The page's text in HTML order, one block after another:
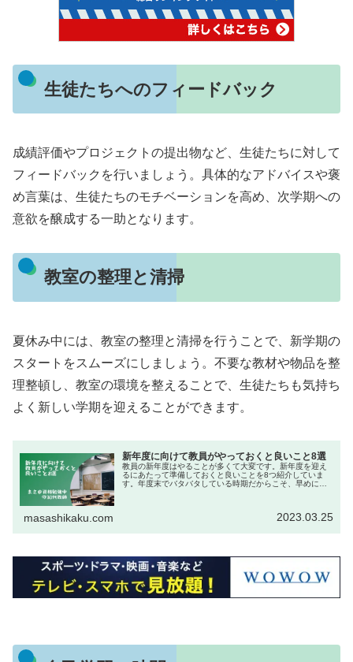
生徒たちへのフィードバック
成績評価やプロジェクトの提出物など、生徒たちに対して
フィードバックを行いましょう。具体的なアドバイスや褒
め言葉は、生徒たちのモチベーションを高め、次学期への
意欲を醸成する一助となります。
教室の整理と清掃
夏休み中には、教室の整理と清掃を行うことで、新学期の
スタートをスムーズにしましょう。不要な教材や物品を整
理整頓し、教室の環境を整えることで、生徒たちも気持ち
よく新しい学期を迎えることができます。
新年度に向けて教員がやっておくと良いこと8選
教員の新年度はやることが多くて大変です。新年度を迎え
るにあたって準備しておくと良いことを8つ紹介していま
す。年度末でバタバタしている時期だからこそ、早めに準
masashikaku.com 2023.03.25